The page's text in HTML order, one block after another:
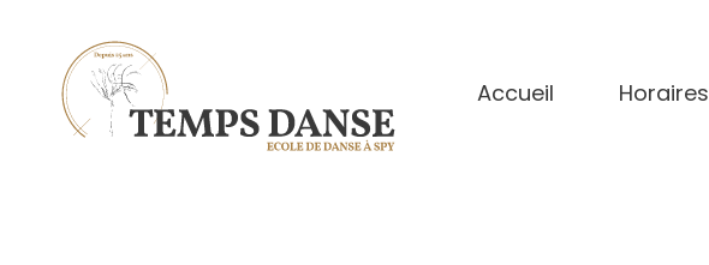
Accueil Horaires